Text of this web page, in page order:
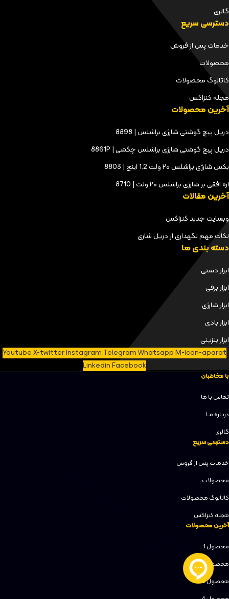
گالری
دسترسی سریع
خدمات پس از فروش
محصولات
کاتالوگ محصولات
مجله کنزاکس
آخرین محصولات
دریل پیچ گوشتی شارژی براشلس | 8898
دریل پیچ گوشتی شارژی براشلس چکشی | 8861P
بکس شارژی براشلس ۲۰ ولت 1.2 اینچ | 8803
اره افقی بر شارژی براشلس ۲۰ ولت | 8710
آخرین مقالات
وبسایت جدید کنزاکس
نکات مهم نگهداری از دریل شاری
دسته بندی ها
ابزار دستی
ابزار برقی
ابزار شارژی
ابزار بادی
ابزار بنزینی
YoutubeX-twitterInstagram TelegramWhatsappM-icon-aparat
LinkedinFacebook
با مخاطبان
تماس با ما
دربـاره مـا
گالری
دسترسی سریع
خدمات پس از فروش
محصولات
کاتالوگ محصولات
مجله کنزاکس
آخرین محصولات
محصول 1
محصول 2
محصول 3